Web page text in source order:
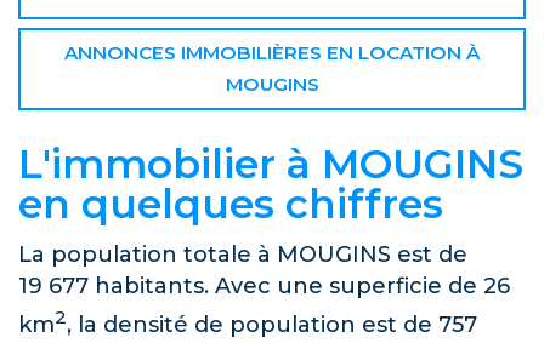
ANNONCES IMMOBILIÈRES EN LOCATION À
MOUGINS
L'immobilier à MOUGINS
en quelques chiffres
La population totale à MOUGINS est de
19 677 habitants. Avec une superficie de 26
km2, la densité de population est de 757